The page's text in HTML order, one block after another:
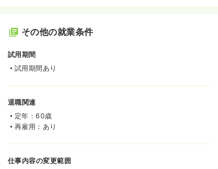
その他の就業条件
試用期間
試用期間あり
退職関連
定年：60歳
再雇用：あり
仕事内容の変更範囲